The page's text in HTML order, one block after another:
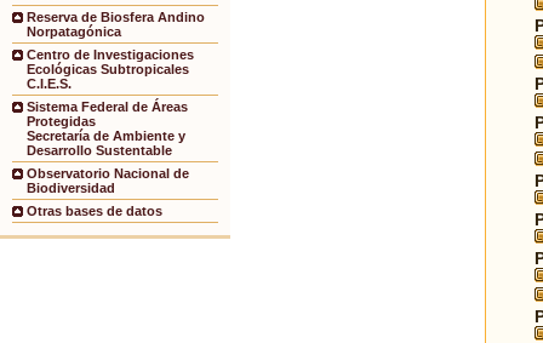
Reserva de Biosfera Andino
Norpatagónica
Centro de Investigaciones
Ecológicas Subtropicales
C.I.E.S.
Sistema Federal de Áreas
Protegidas
Secretaría de Ambiente y
Desarrollo Sustentable
Observatorio Nacional de
Biodiversidad
Otras bases de datos